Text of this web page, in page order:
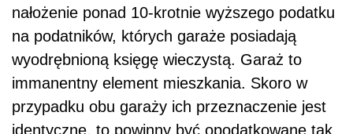
nałożenie ponad 10-krotnie wyższego podatku
na podatników, których garaże posiadają
wyodrębnioną księgę wieczystą. Garaż to
immanentny element mieszkania. Skoro w
przypadku obu garaży ich przeznaczenie jest
identyczne, to powinny być opodatkowane tak